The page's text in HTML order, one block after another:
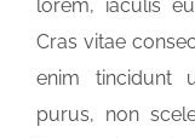
lorem, iaculis
Cras vitae
enim tincidunt
purus, non